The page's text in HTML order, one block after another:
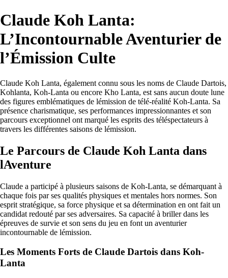
Claude Koh Lanta:
L’Incontournable Aventurier de
l’Émission Culte
Claude Koh Lanta, également connu sous les noms de Claude Dartois,
Kohlanta, Koh-Lanta ou encore Kho Lanta, est sans aucun doute lune
des figures emblématiques de lémission de télé-réalité Koh-Lanta. Sa
présence charismatique, ses performances impressionnantes et son
parcours exceptionnel ont marqué les esprits des téléspectateurs à
travers les différentes saisons de lémission.
Le Parcours de Claude Koh Lanta dans
lAventure
Claude a participé à plusieurs saisons de Koh-Lanta, se démarquant à
chaque fois par ses qualités physiques et mentales hors normes. Son
esprit stratégique, sa force physique et sa détermination en ont fait un
candidat redouté par ses adversaires. Sa capacité à briller dans les
épreuves de survie et son sens du jeu en font un aventurier
incontournable de lémission.
Les Moments Forts de Claude Dartois dans Koh-
Lanta